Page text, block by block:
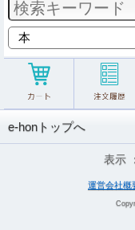
e-honトップへ
表示 ：
運営会社概